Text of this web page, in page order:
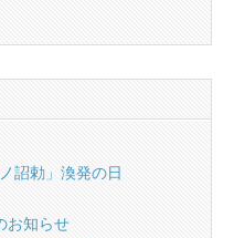
詔勅」渙発の日
お知らせ